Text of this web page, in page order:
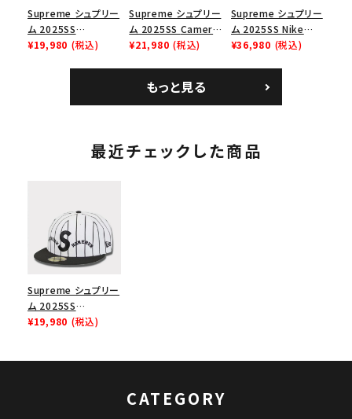
Supreme シュプリー
ム 2025SS
Homerun Tee ホー
¥19,980 (税込)
Supreme シュプリー
ム 2025SS Camera
Bag + Mini Pouch
¥21,980 (税込)
Supreme シュプリー
ム 2025SS Nike
Leather Shoulder
¥36,980 (税込)
もっと見る
最近チェックした商品
Supreme シュプリー
ム 2025SS
Homerun S Logo
¥19,980 (税込)
CATEGORY